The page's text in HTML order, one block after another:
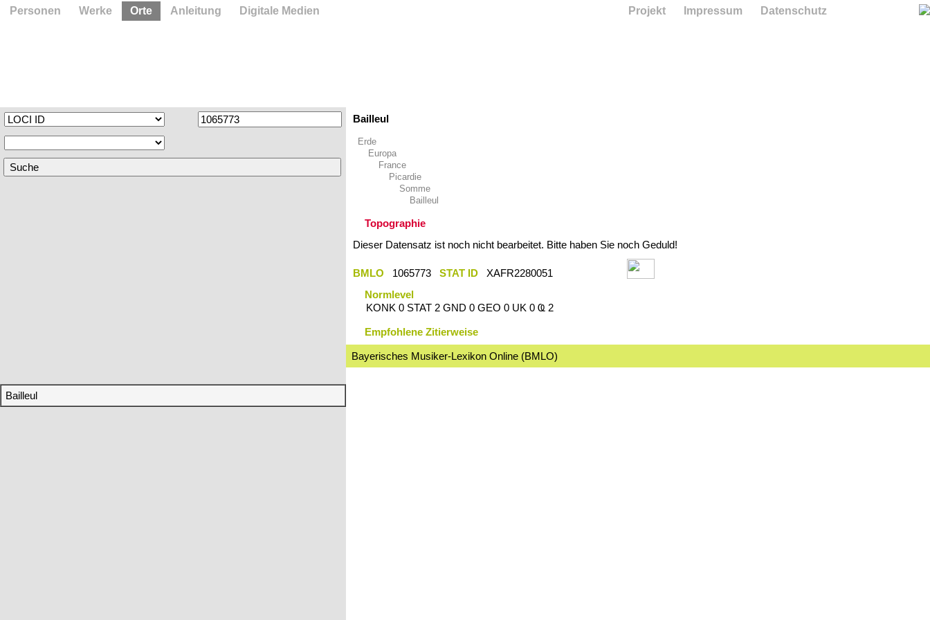
Bailleul
Bailleul
Erde
Europa
France
Picardie
Somme
Bailleul
Topographie
Dieser Datensatz ist noch nicht bearbeitet. Bitte haben Sie noch Geduld!
BMLO 1065773 STAT ID
XAFR2280051
Normlevel
KONK 0 STAT 2 GND 0 GEO 0 UK 0 Ҩ 2
Empfohlene Zitierweise
Bayerisches Musiker-Lexikon Online (BMLO)
Personen Werke Orte Anleitung Digitale Medien Projekt Impressum Datenschutz